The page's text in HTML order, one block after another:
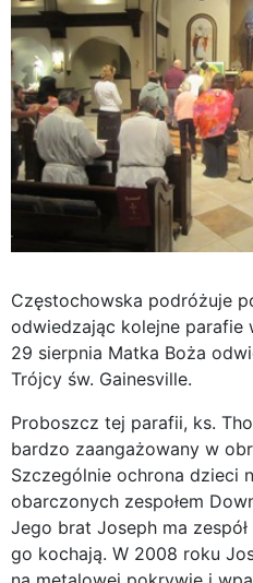
Częstochowska podróżuje
odwiedzając kolejne parafie
29 sierpnia Matka Boża
Trójcy św. Gainesville.
Proboszcz tej parafii, ks.
bardzo zaangażowany w
Szczególnie ochrona dzieci
obarczonych zespołem
Jego brat Joseph ma
go kochają. W 2008 roku